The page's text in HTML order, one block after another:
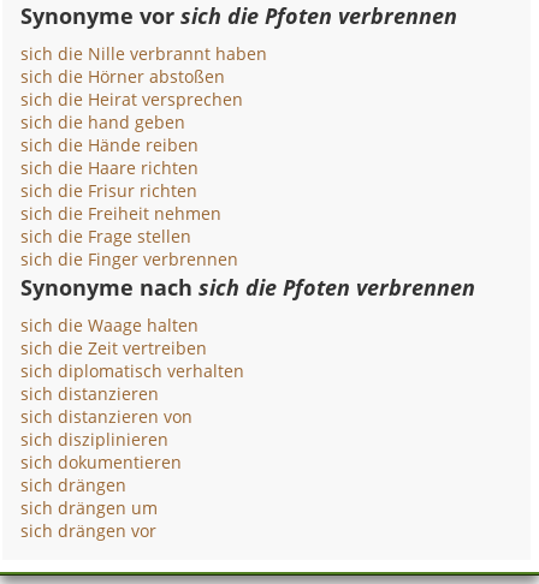
Synonyme vorsich die Pfoten verbrennen
sich die Nille verbrannt haben
sich die Hörner abstoßen
sich die Heirat versprechen
sich die hand geben
sich die Hände reiben
sich die Haare richten
sich die Frisur richten
sich die Freiheit nehmen
sich die Frage stellen
sich die Finger verbrennen
Synonyme nachsich die Pfoten verbrennen
sich die Waage halten
sich die Zeit vertreiben
sich diplomatisch verhalten
sich distanzieren
sich distanzieren von
sich disziplinieren
sich dokumentieren
sich drängen
sich drängen um
sich drängen vor